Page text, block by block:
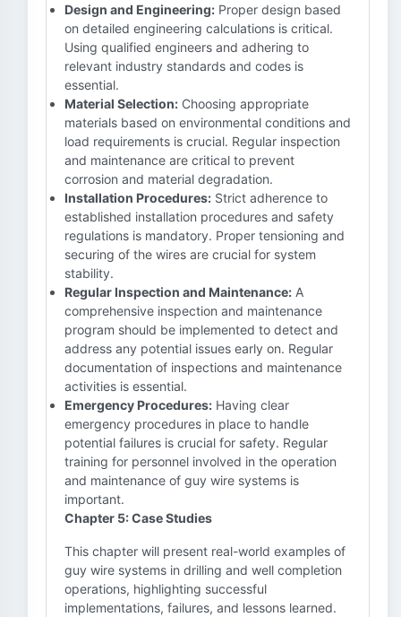
Design and Engineering: Proper design based
on detailed engineering calculations is critical.
Using qualified engineers and adhering to
relevant industry standards and codes is
essential.
Material Selection: Choosing appropriate
materials based on environmental conditions and
load requirements is crucial. Regular inspection
and maintenance are critical to prevent
corrosion and material degradation.
Installation Procedures: Strict adherence to
established installation procedures and safety
regulations is mandatory. Proper tensioning and
securing of the wires are crucial for system
stability.
Regular Inspection and Maintenance: A
comprehensive inspection and maintenance
program should be implemented to detect and
address any potential issues early on. Regular
documentation of inspections and maintenance
activities is essential.
Emergency Procedures: Having clear
emergency procedures in place to handle
potential failures is crucial for safety. Regular
training for personnel involved in the operation
and maintenance of guy wire systems is
important.
Chapter 5: Case Studies
This chapter will present real-world examples of
guy wire systems in drilling and well completion
operations, highlighting successful
implementations, failures, and lessons learned.